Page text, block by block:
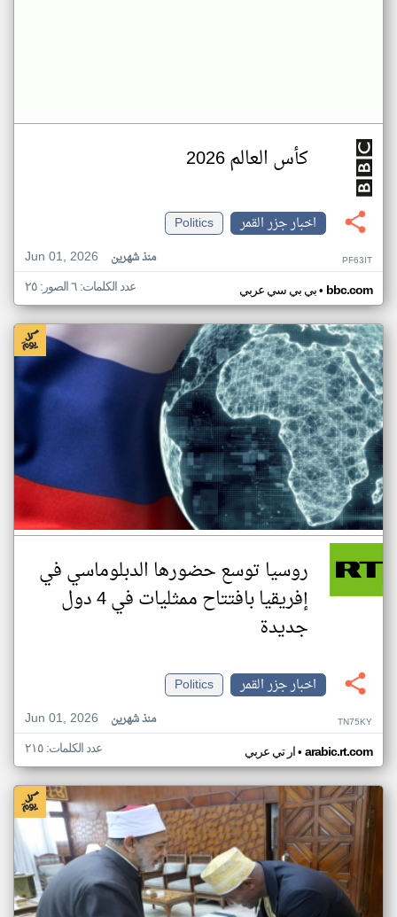
كأس العالم 2026
اخبار جزر القمر
Politics
Jun 01, 2026
منذ شهرين PF63IT
بي بي سي عربي• bbc.com عدد الكلمات: ٦ الصور: ٢٥
روسيا توسع حضورها الدبلوماسي في
إفريقيا بافتتاح ممثليات في 4 دول
جديدة
اخبار جزر القمر
Politics
Jun 01, 2026
منذ شهرين TN75KY
ار تي عربي• arabic.rt.com عدد الكلمات: ٢١٥